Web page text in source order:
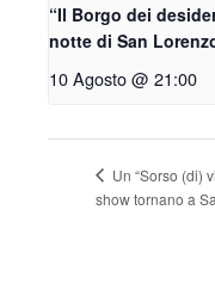
“Il Borgo dei
notte di San
10 Agosto @ 21:00
Un “Sorso (di)
show tornano a